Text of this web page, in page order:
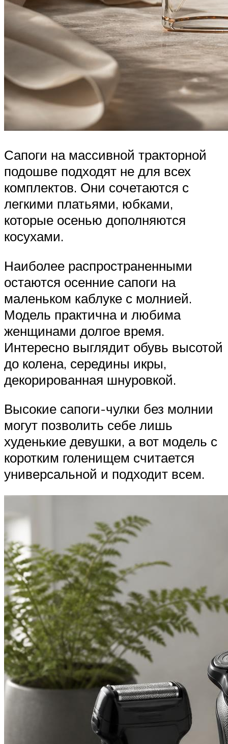
Сапоги на массивной тракторной
подошве подходят не для всех
комплектов. Они сочетаются с
легкими платьями, юбками,
которые осенью дополняются
косухами.
Наиболее распространенными
остаются осенние сапоги на
маленьком каблуке с молнией.
Модель практична и любима
женщинами долгое время.
Интересно выглядит обувь высотой
до колена, середины икры,
декорированная шнуровкой.
Высокие сапоги-чулки без молнии
могут позволить себе лишь
худенькие девушки, а вот модель с
коротким голенищем считается
универсальной и подходит всем.